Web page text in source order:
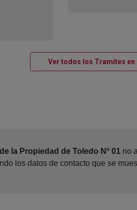
Ver todos los Tramites en
la Propiedad de Toledo Nº 01 no
los datos de contacto que se